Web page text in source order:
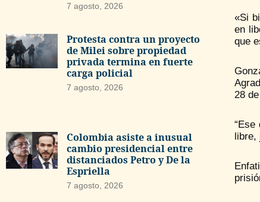
7 agosto, 2026
Protesta contra un proyecto
de Milei sobre propiedad
privada termina en fuerte
carga policial
7 agosto, 2026
Colombia asiste a inusual
cambio presidencial entre
distanciados Petro y De la
Espriella
7 agosto, 2026
«Si
en
que
28
“Ese
libre,